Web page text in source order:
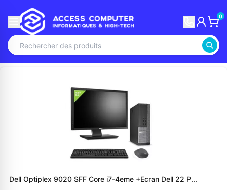
0
Dell Optiplex 9020 SFF Core i7-4eme +Ecran Dell 22 P...